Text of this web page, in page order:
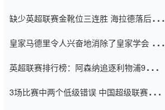
窗口
缺少英超联赛金靴位三连胜 海拉德落后6球
皇家马德里令人兴奋地消除了皇家学会 安
英超联赛排行榜：阿森纳追逐利物浦9分 曼
3场比赛中两个低级错误 中国超级联赛的前